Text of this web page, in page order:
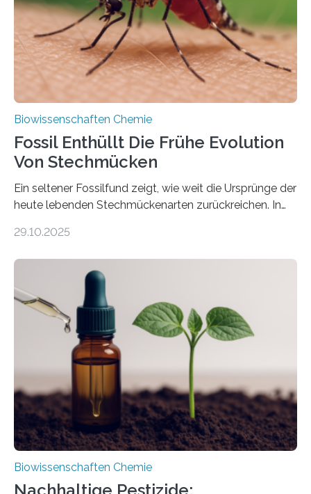
dieser Gruppe bilden aus Zellfäden dichte Geflechte
mit scheibenförmiger Gestalt. Was auffällig ist: Die
nächsten…
Biowissenschaften Chemie
Fossil Enthüllt Die Frühe Evolution
Von Stechmücken
Ein seltener Fossilfund zeigt, wie weit die Ursprünge der
heute lebenden Stechmückenarten zurückreichen. In
Forschende die bisher älteste bekannte Stechmücken-
Region Kachin in Myanmar und hat sich in
ausgezeichnetem Zustand erhalten. Es konnte als neue
Art einer neuen Gattung beschrieben werden und trägt
nun den Namen Cretosabethes primaevus. Dieser erste
fossile Nachweis einer Stechmückenlarve in Bernstein
stellt gleichzeitig den ersten Fossilfund einer
Mückenlarve aus dem Mesozoikum dar, denn…
29.10.2025
Biowissenschaften Chemie